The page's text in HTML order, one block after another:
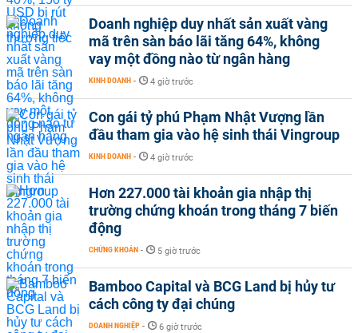
Doanh nghiệp duy nhất sản xuất vàng
mã trên sàn báo lãi tăng 64%, không
vay một đồng nào từ ngân hàng
KINH DOANH - 4 giờ trước
Con gái tỷ phú Phạm Nhật Vượng lần
đầu tham gia vào hệ sinh thái Vingroup
KINH DOANH - 4 giờ trước
Hơn 227.000 tài khoản gia nhập thị
trường chứng khoán trong tháng 7 biến
động
CHỨNG KHOÁN - 5 giờ trước
Bamboo Capital và BCG Land bị hủy tư
cách công ty đại chúng
DOANH NGHIỆP - 6 giờ trước